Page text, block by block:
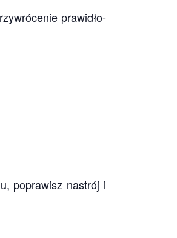
pra­wi­dło­
poprawisz nastrój i